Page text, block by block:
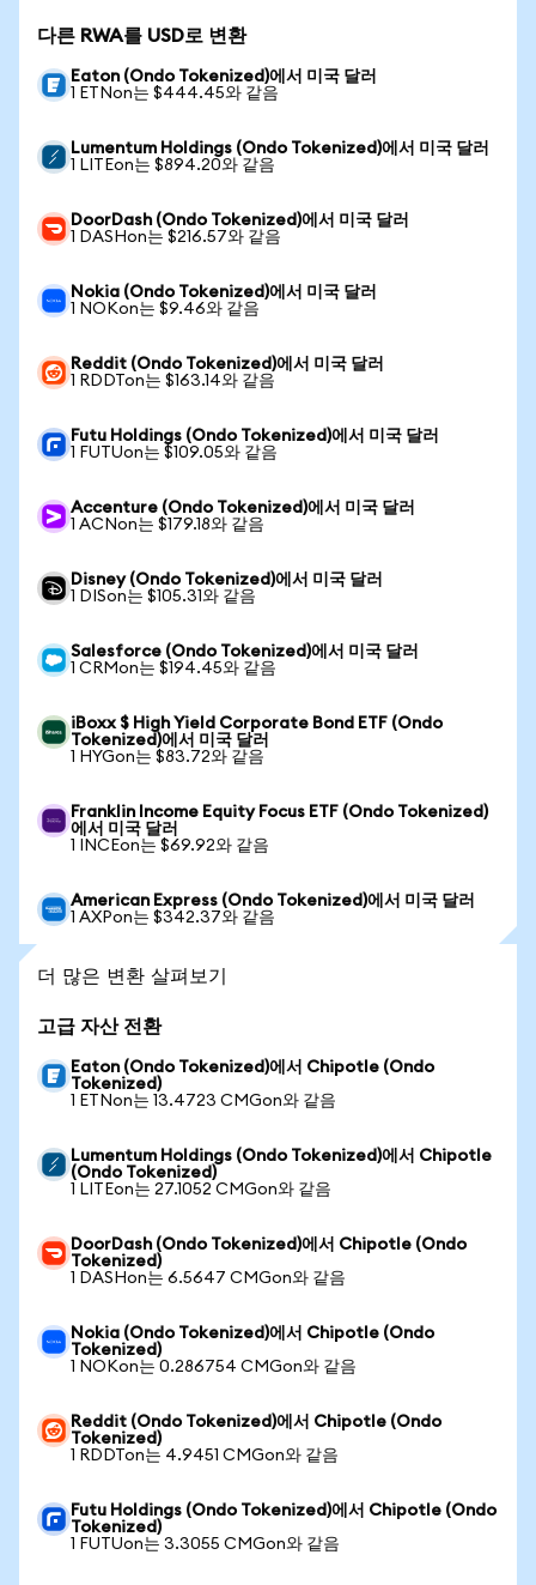
다른 RWA를 USD로 변환
Eaton (Ondo Tokenized)에서 미국 달러
1 ETNon는 $444.45와 같음
Lumentum Holdings (Ondo Tokenized)에서 미국 달러
1 LITEon는 $894.20와 같음
DoorDash (Ondo Tokenized)에서 미국 달러
1 DASHon는 $216.57와 같음
Nokia (Ondo Tokenized)에서 미국 달러
1 NOKon는 $9.46와 같음
Reddit (Ondo Tokenized)에서 미국 달러
1 RDDTon는 $163.14와 같음
Futu Holdings (Ondo Tokenized)에서 미국 달러
1 FUTUon는 $109.05와 같음
Accenture (Ondo Tokenized)에서 미국 달러
1 ACNon는 $179.18와 같음
Disney (Ondo Tokenized)에서 미국 달러
1 DISon는 $105.31와 같음
Salesforce (Ondo Tokenized)에서 미국 달러
1 CRMon는 $194.45와 같음
iBoxx $ High Yield Corporate Bond ETF (Ondo
Tokenized)에서 미국 달러
1 HYGon는 $83.72와 같음
Franklin Income Equity Focus ETF (Ondo Tokenized)
에서 미국 달러
1 INCEon는 $69.92와 같음
American Express (Ondo Tokenized)에서 미국 달러
1 AXPon는 $342.37와 같음
더 많은 변환 살펴보기
고급 자산 전환
Eaton (Ondo Tokenized)에서 Chipotle (Ondo
Tokenized)
1 ETNon는 13.4723 CMGon와 같음
Lumentum Holdings (Ondo Tokenized)에서 Chipotle
(Ondo Tokenized)
1 LITEon는 27.1052 CMGon와 같음
DoorDash (Ondo Tokenized)에서 Chipotle (Ondo
Tokenized)
1 DASHon는 6.5647 CMGon와 같음
Nokia (Ondo Tokenized)에서 Chipotle (Ondo
Tokenized)
1 NOKon는 0.286754 CMGon와 같음
Reddit (Ondo Tokenized)에서 Chipotle (Ondo
Tokenized)
1 RDDTon는 4.9451 CMGon와 같음
Futu Holdings (Ondo Tokenized)에서 Chipotle (Ondo
Tokenized)
1 FUTUon는 3.3055 CMGon와 같음